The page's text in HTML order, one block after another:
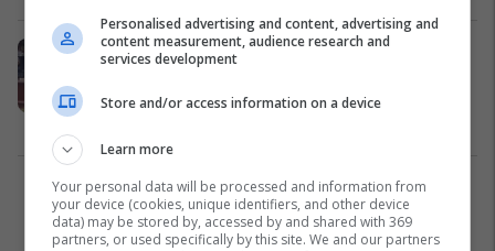
Noizy i reagon ashpër Megi Pojanit
pranë varrit të një familjari
1
Personalised advertising and content, advertising and
content measurement, audience research and
services development
Store and/or access information on a device
Learn more
Your personal data will be processed and information from
your device (cookies, unique identifiers, and other device
data) may be stored by, accessed by and shared with 369
partners, or used specifically by this site. We and our partners